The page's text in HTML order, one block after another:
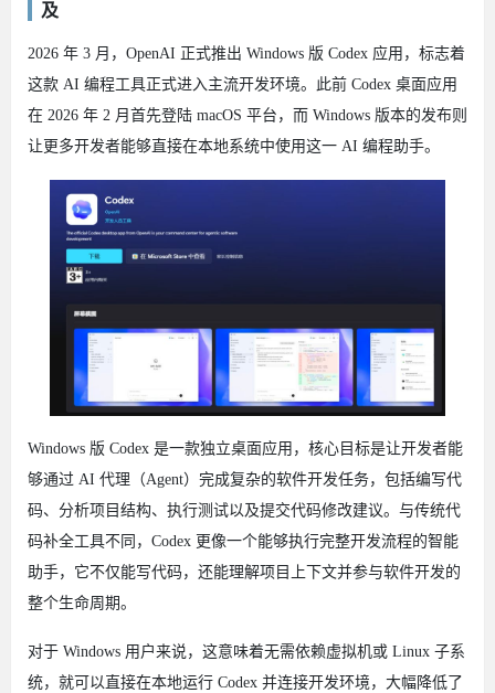
及
2026 年 3 月，OpenAI 正式推出 Windows 版 Codex 应用，标志着
这款 AI 编程工具正式进入主流开发环境。此前 Codex 桌面应用
在 2026 年 2 月首先登陆 macOS 平台，而 Windows 版本的发布则
让更多开发者能够直接在本地系统中使用这一 AI 编程助手。
Windows 版 Codex 是一款独立桌面应用，核心目标是让开发者能
够通过 AI 代理（Agent）完成复杂的软件开发任务，包括编写代
码、分析项目结构、执行测试以及提交代码修改建议。与传统代
码补全工具不同，Codex 更像一个能够执行完整开发流程的智能
助手，它不仅能写代码，还能理解项目上下文并参与软件开发的
整个生命周期。
对于 Windows 用户来说，这意味着无需依赖虚拟机或 Linux 子系
统，就可以直接在本地运行 Codex 并连接开发环境，大幅降低了